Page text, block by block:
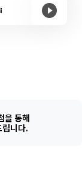
을 통해
니다.